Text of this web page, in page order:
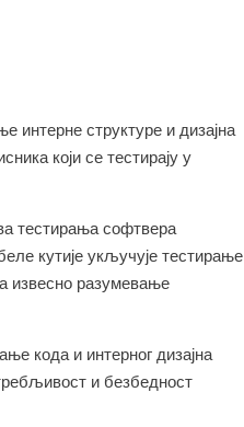
интерне структуре и дизајна
који се тестирају у
тестирања софтвера
кутије укључује тестирање
извесно разумевање
кода и интерног дизајна
и безбедност